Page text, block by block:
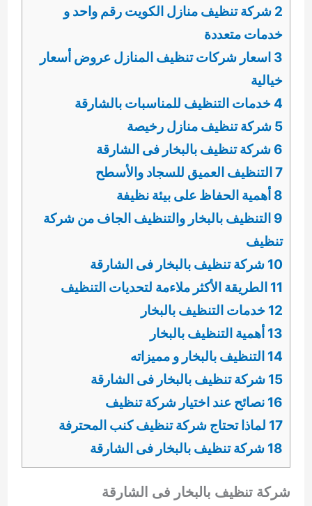
2 شركة تنظيف منازل الكويت رقم واحد و
خدمات متعددة
3 اسعار شركات تنظيف المنازل عروض أسعار
خيالية
4 خدمات التنظيف للمناسبات بالشارقة
5 شركة تنظيف منازل رخيصة
6 شركة تنظيف بالبخار فى الشارقة
7 التنظيف العميق للسجاد والأسطح
8 أهمية الحفاظ على بيئة نظيفة
9 التنظيف بالبخار والتنظيف الجاف من شركة
تنظيف
10 شركة تنظيف بالبخار فى الشارقة
11 الطريقة الأكثر ملاءمة لتحديات التنظيف
12 خدمات التنظيف بالبخار
13 أهمية التنظيف بالبخار
14 التنظيف بالبخار و مميزاته
15 شركة تنظيف بالبخار فى الشارقة
16 نصائح عند اختيار شركة تنظيف
17 لماذا تحتاج شركة تنظيف كنب المحترفة
18 شركة تنظيف بالبخار فى الشارقة
شركة تنظيف بالبخار فى الشارقة